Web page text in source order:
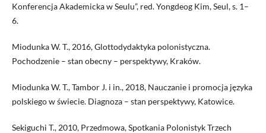
Konferencja Akademicka w Seulu”, red. Yongdeog Kim, Seul, s. 1–
6.
Miodunka W. T., 2016, Glottodydaktyka polonistyczna.
Pochodzenie – stan obecny – perspektywy, Kraków.
Miodunka W. T., Tambor J. i in., 2018, Nauczanie i promocja języka
polskiego w świecie. Diagnoza – stan perspektywy, Katowice.
Sekiguchi T., 2010, Przedmowa, Spotkania Polonistyk Trzech